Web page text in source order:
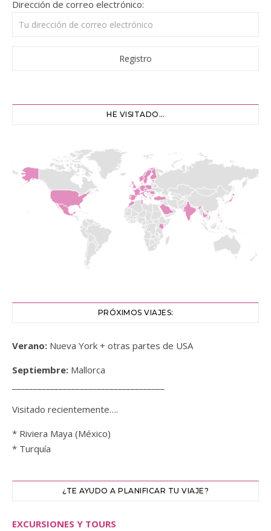
Dirección de correo electrónico:
HE VISITADO…
PRÓXIMOS VIAJES:
Verano: Nueva York + otras partes de USA
Septiembre: Mallorca
Visitado recientemente….
* Riviera Maya (México)
* Turquía
¿TE AYUDO A PLANIFICAR TU VIAJE?
EXCURSIONES Y TOURS